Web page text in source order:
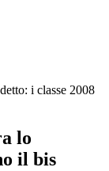
i classe 2008
lo
il bis